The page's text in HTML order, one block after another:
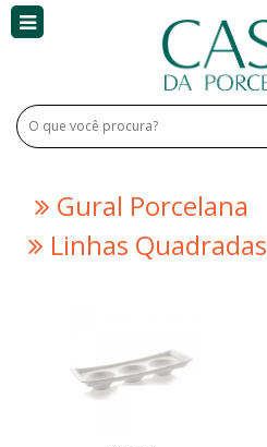
Gural Porcelana
Linhas Quadradas